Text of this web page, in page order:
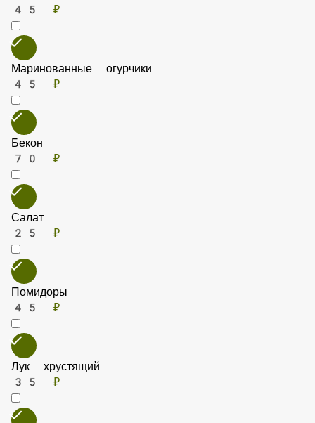
Яйцо
45 ₽
Маринованные огурчики
70 ₽
Салат
25 ₽